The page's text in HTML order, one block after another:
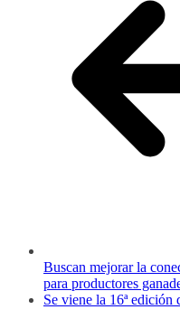
Buscan mejorar la
para productores
Se viene la 16ª